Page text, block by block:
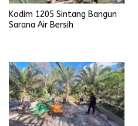
Kodim 1205 Sintang Bangun
Sarana Air Bersih